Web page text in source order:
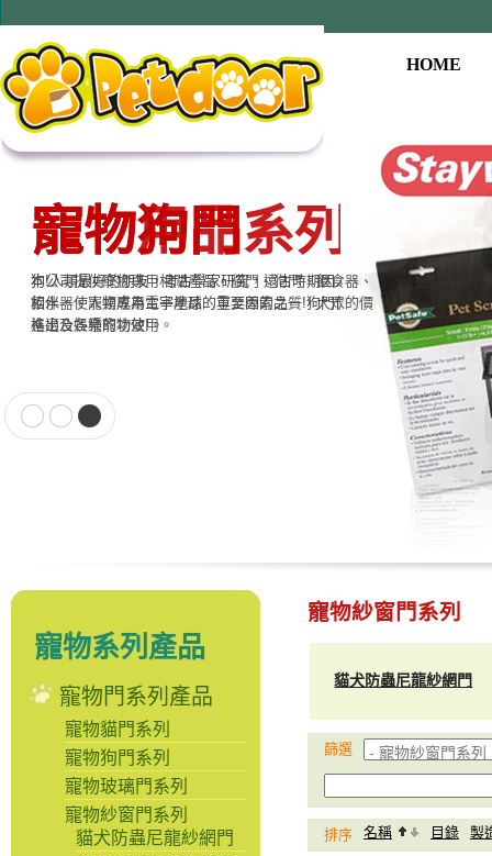
HOME
寵物用品系列
本公司提供寵物專用相關產品，貓門、狗門、餵食器、
飲水器、寵物專用電子產品…等至尊的品質，大眾的價
格適合各種寵物使用。
寵物系列產品
寵物門系列產品
寵物貓門系列
寵物狗門系列
寵物玻璃門系列
寵物紗窗門系列
貓犬防蟲尼龍紗網門
寵物紗窗門系列
貓犬防蟲尼龍紗網門
篩選
排序 名稱 目錄 製